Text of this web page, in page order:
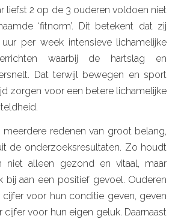
liefst 2 op de 3 ouderen voldoen niet
‘fitnorm’. Dit betekent dat zij
per week intensieve lichamelijke
waarbij de hartslag en
Dat terwijl bewegen en sport
zorgen voor een betere lichamelijke
redenen van groot belang,
de onderzoeksresultaten. Zo houdt
niet alleen gezond en vitaal, maar
bij aan een positief gevoel. Ouderen
voor hun conditie geven, geven
cijfer voor hun eigen geluk. Daarnaast